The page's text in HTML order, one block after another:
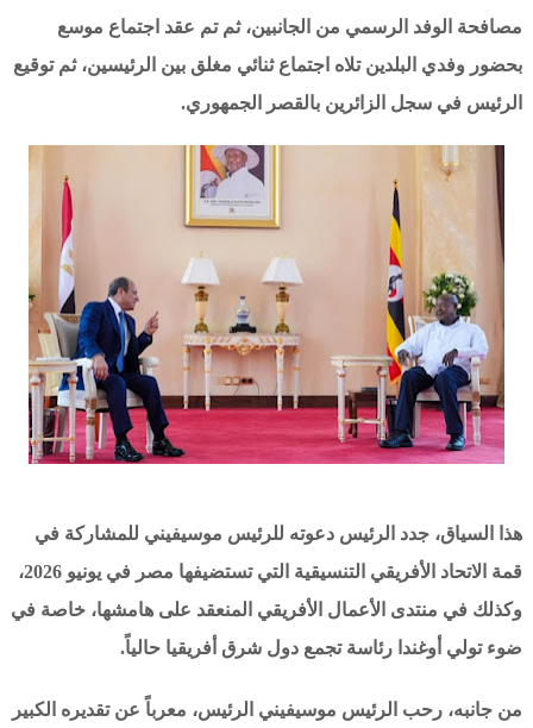
مصافحة الوفد الرسمي من الجانبين، ثم تم عقد اجتماع موسع
بحضور وفدي البلدين تلاه اجتماع ثنائي مغلق بين الرئيسين، ثم توقيع
الرئيس في سجل الزائرين بالقصر الجمهوري.
هذا السياق، جدد الرئيس دعوته للرئيس موسيفيني للمشاركة في
قمة الاتحاد الأفريقي التنسيقية التي تستضيفها مصر في يونيو 2026،
وكذلك في منتدى الأعمال الأفريقي المنعقد على هامشها، خاصة في
ضوء تولي أوغندا رئاسة تجمع دول شرق أفريقيا حالياً.
من جانبه، رحب الرئيس موسيفيني الرئيس، معرباً عن تقديره الكبير